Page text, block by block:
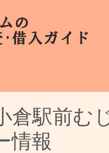
福
倉駅前む
情報